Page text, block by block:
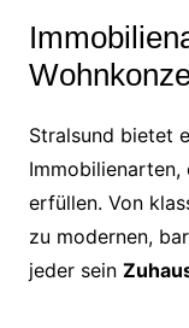
Stralsund bietet
Immobilienarten,
erfüllen. Von
zu modernen,
jeder sein